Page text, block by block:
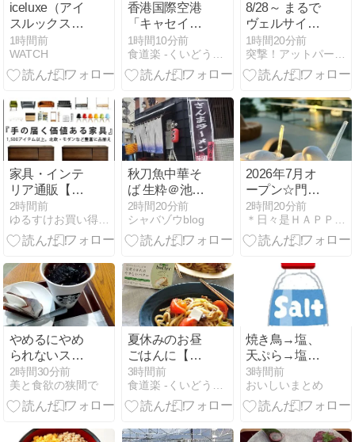
iceluxe（アイ
スルックス）
は口コミでも
評判？まわり
の評価は？
1時間前
WATCH
香港国際空港
「キャセイパ
シフィック航
空ザ・ピアフ
ァーストクラ
ブルーチーズ
1時間10分前
8/28～ まるで
ヴェルサイユ
宮殿！国宝の
「迎賓館赤坂
離宮」本館内
1時間20分前
家具・インテ
リア通販【エ
ア・リゾー
ム】オリジナ
ル商品やおし
点〜
2時間前
ゆるすけお買い得ブログ
秋刀魚中華そ
ば 生粋＠池
袋：当初の目
的から流れ流
れて秋刀魚の
て味わってみ
たりして
2時間20分前
シャバゾウblog
2026年7月オ
ープン☆門司
港の新スポッ
トに行ってみ
た。
2時間20分前
＊日々是ＨＡＰＰＹ＊
やめるにやめ
られないスナ
ックミー
2時間30分前
美と食欲の狭間で
夏休みのお昼
ごはんに【ト
マトの焼きう
どん ノンバタ
ーホワイトの
きコストコ祭
3時間前
食道楽 -くいどうらく-
焼き鳥→塩、
天ぷら→塩、
焼肉→塩
3時間前
おいしいまとめ